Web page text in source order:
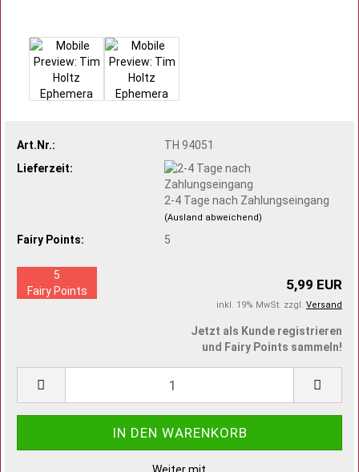
Art.Nr.:
TH 94051
Lieferzeit:
2-4 Tage nach Zahlungseingang
(Ausland abweichend)
Fairy Points: 5
5,99 EUR
inkl. 19% MwSt. zzgl. Versand
5
Fairy Points
Jetzt als Kunde registrieren
und Fairy Points sammeln!